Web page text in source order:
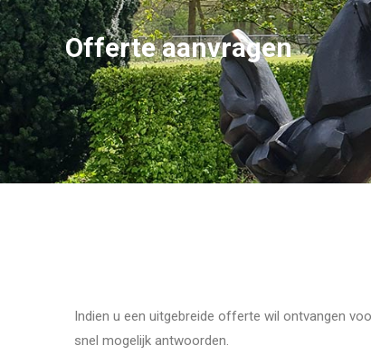
Offerte aanvragen
Indien u een uitgebreide offerte wil ontvangen
snel mogelijk antwoorden.